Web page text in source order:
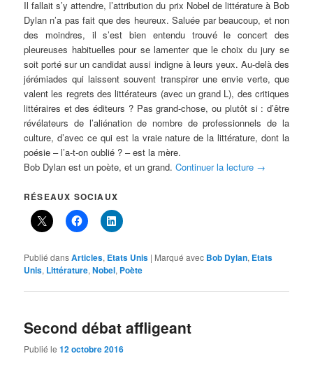
Il fallait s’y attendre, l’attribution du prix Nobel de littérature à Bob
Dylan n’a pas fait que des heureux. Saluée par beaucoup, et non
des moindres, il s’est bien entendu trouvé le concert des
pleureuses habituelles pour se lamenter que le choix du jury se
soit porté sur un candidat aussi indigne à leurs yeux. Au-delà des
jérémiades qui laissent souvent transpirer une envie verte, que
valent les regrets des littérateurs (avec un grand L), des critiques
littéraires et des éditeurs ? Pas grand-chose, ou plutôt si : d’être
révélateurs de l’aliénation de nombre de professionnels de la
culture, d’avec ce qui est la vraie nature de la littérature, dont la
poésie – l’a-t-on oublié ? – est la mère.
Bob Dylan est un poète, et un grand.Continuer la lecture →
RÉSEAUX SOCIAUX
Publié dansArticles, Etats Unis | Marqué avec Bob Dylan, Etats
Unis, Littérature,Nobel, Poète
Second débat affligeant
Publié le12 octobre 2016